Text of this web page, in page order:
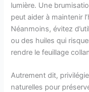
lumière. Une
peut aider à maintenir
Néanmoins, évitez
ou des huiles qui
rendre le feuillage
Autrement dit,
naturelles pour